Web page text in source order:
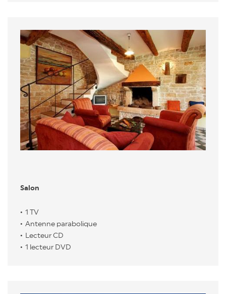
Salon
1 TV
Antenne parabolique
Lecteur CD
1 lecteur DVD